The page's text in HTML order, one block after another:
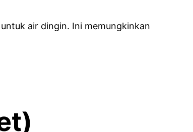
air dingin. Ini memungkinkan